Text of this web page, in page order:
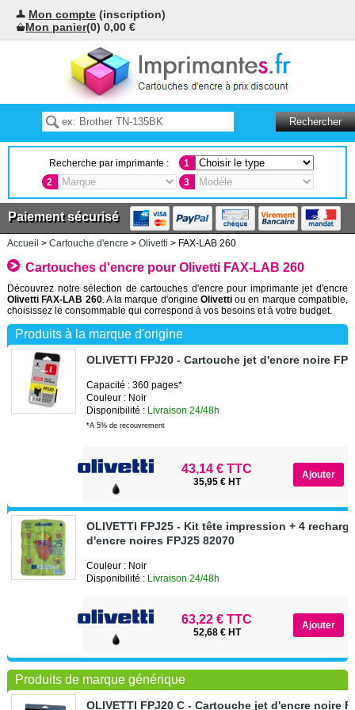
Mon compte (inscription)
Mon panier(0) 0,00 €
Recherche par imprimante :
1
2
3
Paiement sécurisé
Accueil > Cartouche d'encre > Olivetti > FAX-LAB 260
Cartouches d'encre pour Olivetti FAX-LAB 260
Découvrez notre sélection de cartouches d'encre pour imprimante jet d'encre
Olivetti FAX-LAB 260. A la marque d'origine Olivettiou en marque compatible,
choisissez le consommable qui correspond à vos besoins et à votre budget.
Produits à la marque d'origine
OLIVETTI FPJ20 - Cartouche jet d'encre noire
Capacité : 360 pages*
Couleur : Noir
Disponibilité : Livraison 24/48h
*A 5% de recouvrement
43,14 € TTC
35,95 € HT
OLIVETTI FPJ25 - Kit tête impression + 4
d'encre noires FPJ25 82070
Couleur : Noir
Disponibilité : Livraison 24/48h
63,22 € TTC
52,68 € HT
Produits de marque générique
OLIVETTI FPJ20 C - Cartouche jet d'encre noire